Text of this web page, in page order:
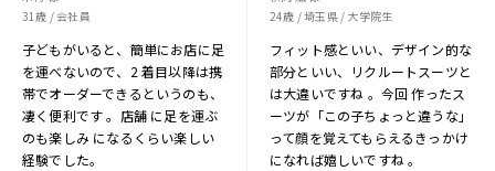
31歳 / 会社員
子どもがいると、簡単にお店に足
を運べないので、2 着目以降は携
帯でオーダーできるというのも、
凄く便利です 。店舗 に足を運ぶ
のも楽しみ になるくらい楽しい
経験でした。
24歳 / 埼玉県 / 大学院生
フィット感といい、デザイン的な
部分といい、リクルートスーツと
は大違いですね 。今回 作ったス
ーツが「この子ちょっと違うな」
って顔を覚えてもらえるきっかけ
になれば嬉しいですね 。